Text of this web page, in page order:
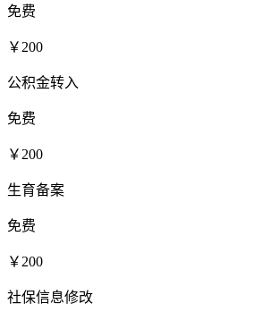
免费
￥200
公积金转入
免费
￥200
生育备案
免费
￥200
社保信息修改